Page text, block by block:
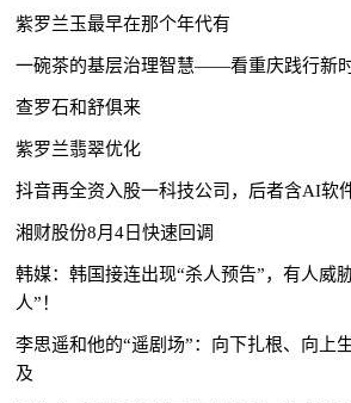
紫罗兰玉最早在那个年代有
一碗茶的基层治理智慧——看重庆践行新
查罗石和舒俱来
紫罗兰翡翠优化
抖音再全资入股一科技公司，后者含AI软
湘财股份8月4日快速回调
韩媒：韩国接连出现“杀人预告”，有人威
人”！
李思遥和他的“遥剧场”：向下扎根、向上
及